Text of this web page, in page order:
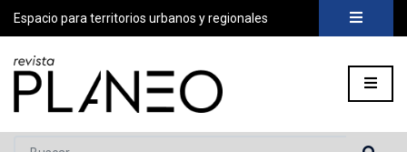
Espacio para territorios urbanos y regionales
Buscar...